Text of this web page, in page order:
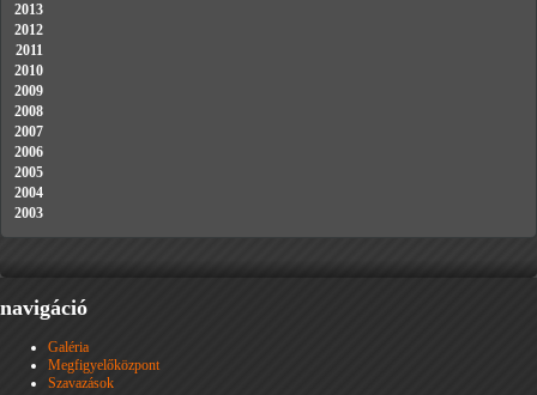
2013
2012
2011
2010
2009
2008
2007
2006
2005
2004
2003
navigáció
Galéria
Megfigyelőközpont
Szavazások